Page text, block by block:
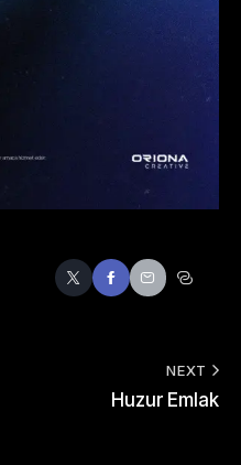
NEXT
Huzur Emlak